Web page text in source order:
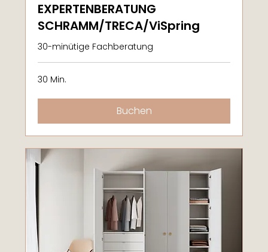
EXPERTENBERATUNG
SCHRAMM/TRECA/ViSpring
30-minütige Fachberatung
30 Min.
Buchen